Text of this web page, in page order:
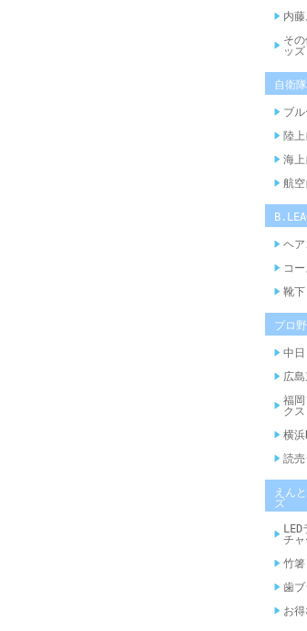
内
そ
ッズ
自衛
ブ
陸
海上
航空
ヘア
コ
靴下
プロ
中
広
福
クス
横浜
読
えん
ズ
チャ
竹箸
歯ブ
お